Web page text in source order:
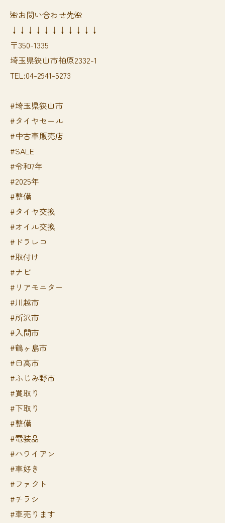
🌺お問い合わせ先🌺
↓↓↓↓↓↓↓↓↓↓↓
〒350-1335
埼玉県狭山市柏原2332-1
TEL:04-2941-5273
#埼玉県狭山市
#タイヤセール
#中古車販売店
#SALE
#令和7年
#2025年
#整備
#タイヤ交換
#オイル交換
#ドラレコ
#取付け
#ナビ
#リアモニター
#川越市
#所沢市
#入間市
#鶴ヶ島市
#日高市
#ふじみ野市
#買取り
#下取り
#整備
#電装品
#ハワイアン
#車好き
#ファクト
#チラシ
#車売ります